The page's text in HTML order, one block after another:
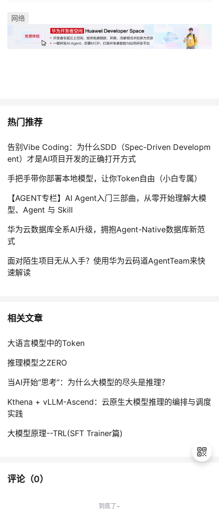
网络
热门推荐
告别Vibe Coding：为什么SDD（Spec-Driven Developm
ent）才是AI项目开发的正确打开方式
手把手带你部署本地模型，让你Token自由（小白专属）
【AGENT专栏】AI Agent入门三部曲，从零开始理解大模
型、Agent 与 Skill
华为云数据库全系AI升级，拥抱Agent-Native数据库新范
式
面对陌生项目无从入手？使用华为云码道AgentTeam来快
速解读
相关文章
大语言模型中的Token
推理模型之ZERO
当AI开始“思考”：为什么大模型的尽头是推理？
Kthena + vLLM-Ascend：云原生大模型推理的编排与调度
实践
大模型原理--TRL(SFT Trainer篇)
评论（0）
到底了~